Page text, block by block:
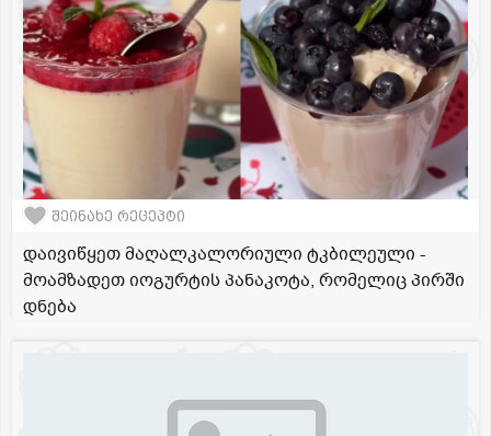
შეინახე რეცეპტი
დაივიწყეთ მაღალკალორიული ტკბილეული -
მოამზადეთ იოგურტის პანაკოტა, რომელიც პირში
დნება